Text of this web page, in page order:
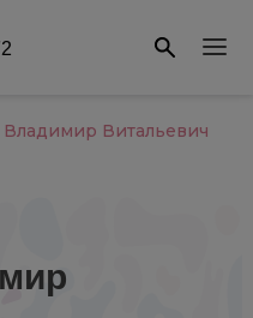
Владимир Витальевич